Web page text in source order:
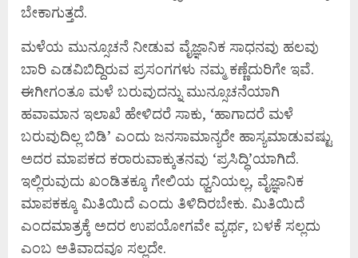
ಬೇಕಾಗುತ್ತದೆ.
ಮಳೆಯ ಮುನ್ಸೂಚನೆ ನೀಡುವ ವೈಜ್ಞಾನಿಕ ಸಾಧನವು ಹಲವು
ಬಾರಿ ಎಡವಿಬಿದ್ದಿರುವ ಪ್ರಸಂಗಗಳು ನಮ್ಮ ಕಣ್ಣೆದುರಿಗೇ ಇವೆ.
ಈಗೀಗಂತೂ ಮಳೆ ಬರುವುದನ್ನು ಮುನ್ಸೂಚನೆಯಾಗಿ
ಹವಾಮಾನ ಇಲಾಖೆ ಹೇಳಿದರೆ ಸಾಕು, ‘ಹಾಗಾದರೆ ಮಳೆ
ಬರುವುದಿಲ್ಲ ಬಿಡಿ’ ಎಂದು ಜನಸಾಮಾನ್ಯರೇ ಹಾಸ್ಯಮಾಡುವಷ್ಟು
ಅದರ ಮಾಪಕದ ಕರಾರುವಾಕ್ಕುತನವು ‘ಪ್ರಸಿದ್ಧಿ’ಯಾಗಿದೆ.
ಇಲ್ಲಿರುವುದು ಖಂಡಿತಕ್ಕೂ ಗೇಲಿಯ ಧ್ವನಿಯಲ್ಲ, ವೈಜ್ಞಾನಿಕ
ಮಾಪಕಕ್ಕೂ ಮಿತಿಯಿದೆ ಎಂದು ತಿಳಿದಿರಬೇಕು. ಮಿತಿಯಿದೆ
ಎಂದಮಾತ್ರಕ್ಕೆ ಅದರ ಉಪಯೋಗವೇ ವ್ಯರ್ಥ, ಬಳಕೆ ಸಲ್ಲದು
ಎಂಬ ಅತಿವಾದವೂ ಸಲ್ಲದೇ.